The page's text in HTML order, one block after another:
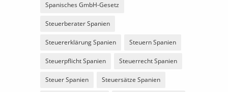
Spanisches GmbH-Gesetz
Steuerberater Spanien
Steuererklärung Spanien Steuern Spanien
Steuerpflicht Spanien Steuerrecht Spanien
Steuer Spanien Steuersätze Spanien